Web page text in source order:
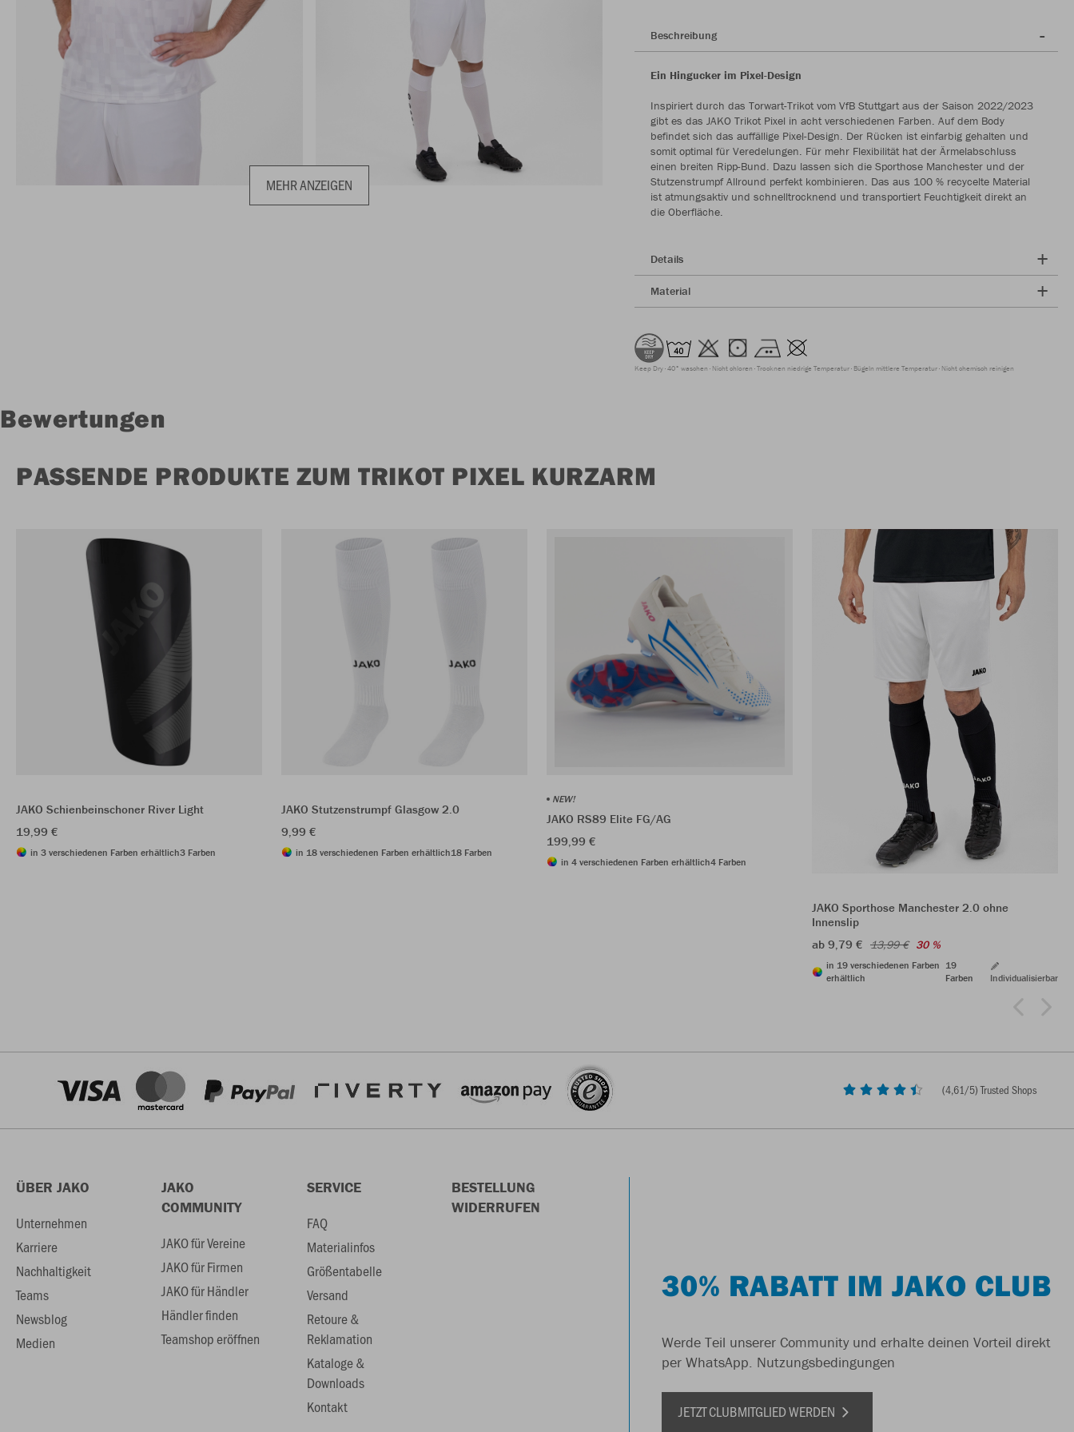
MEHR ANZEIGEN
Beschreibung
Ein Hingucker im Pixel-Design
Inspiriert durch das Torwart-Trikot vom VfB Stuttgart aus der Saison 2022/2023
gibt es das JAKO Trikot Pixel in acht verschiedenen Farben. Auf dem Body
befindet sich das auffällige Pixel-Design. Der Rücken ist einfarbig gehalten und
somit optimal für Veredelungen. Für mehr Flexibilität hat der Ärmelabschluss
einen breiten Ripp-Bund. Dazu lassen sich die Sporthose Manchester und der
Stutzenstrumpf Allround perfekt kombinieren. Das aus 100 % recycelte Material
ist atmungsaktiv und schnelltrocknend und transportiert Feuchtigkeit direkt an
die Oberfläche.
Details
Material
Keep Dry 40° waschen Nicht chloren Trocknen niedrige Temperatur Bügeln mittlere Temperatur Nicht chemisch reinigen
Bewertungen
PASSENDE PRODUKTE ZUM TRIKOT PIXEL KURZARM
JAKO Schienbeinschoner River Light
19,99 €
in 3 verschiedenen Farben erhältlich3 Farben
JAKO Stutzenstrumpf Glasgow 2.0
9,99 €
in 18 verschiedenen Farben erhältlich18 Farben
NEW!
JAKO RS89 Elite FG/AG
199,99 €
in 4 verschiedenen Farben erhältlich4 Farben
JAKO Sporthose Manchester 2.0 ohne
Innenslip
ab 9,79 € 13,99 € 30 %
in 19 verschiedenen Farben
erhältlich
19
Farben
Individualisierbar
(4,61/5) Trusted Shops
ÜBER JAKO
Unternehmen
Karriere
Nachhaltigkeit
Teams
Newsblog
Medien
JAKO
COMMUNITY
JAKO für Vereine
JAKO für Firmen
JAKO für Händler
Händler finden
Teamshop eröffnen
SERVICE
FAQ
Materialinfos
Größentabelle
Versand
Retoure &
Reklamation
Kataloge &
Downloads
Kontakt
BESTELLUNG
WIDERRUFEN
30% RABATT IM JAKO CLUB
Werde Teil unserer Community und erhalte deinen Vorteil direkt
per WhatsApp. Nutzungsbedingungen
JETZT CLUBMITGLIED WERDEN